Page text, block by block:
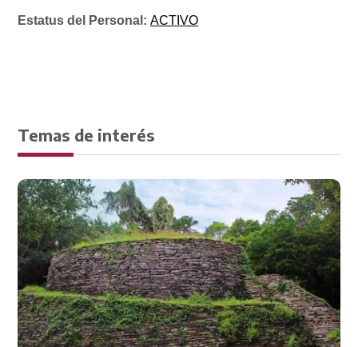
Estatus del Personal: ACTIVO
Temas de interés